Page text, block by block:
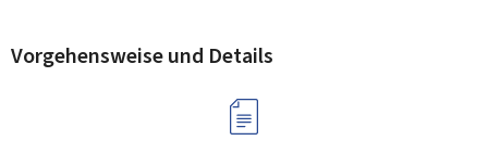
Vorgehensweise und Details